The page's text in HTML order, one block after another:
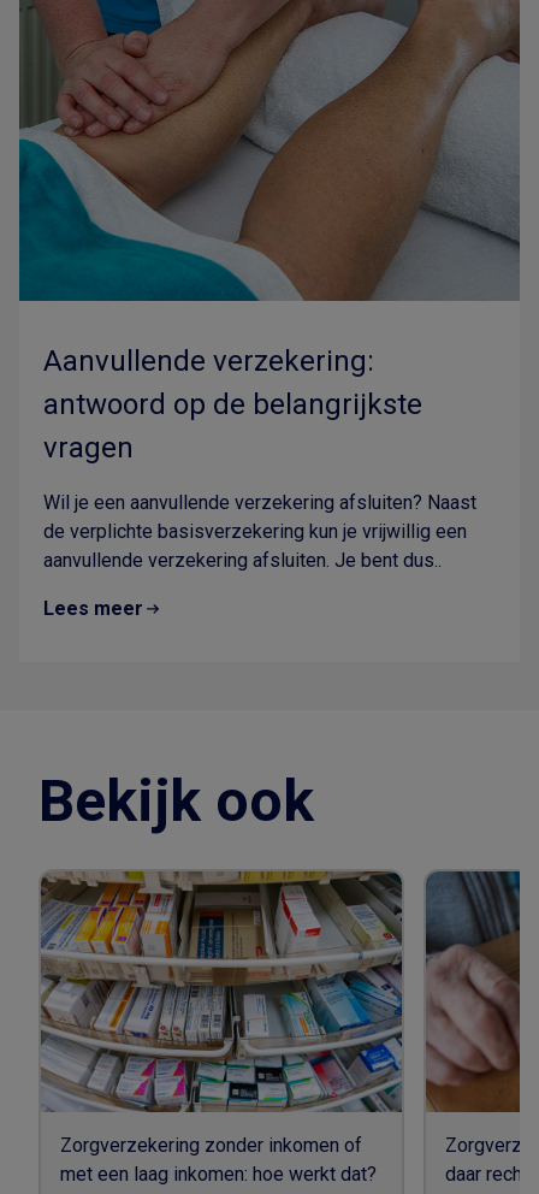
Aanvullende verzekering:
antwoord op de belangrijkste
vragen
Wil je een aanvullende verzekering afsluiten? Naast
de verplichte basisverzekering kun je vrijwillig een
aanvullende verzekering afsluiten. Je bent dus..
Lees meer
Bekijk ook
Zorgverzekering zonder inkomen of
met een laag inkomen: hoe werkt dat?
daar recht